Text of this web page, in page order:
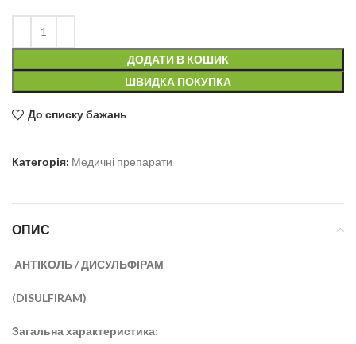
ДОДАТИ В КОШИК
ШВИДКА ПОКУПКА
До списку бажань
Категорія: Медичні препарати
ОПИС
АНТІКОЛЬ / ДИСУЛЬФІРАМ
(DISULFIRAM)
Загальна характеристика: